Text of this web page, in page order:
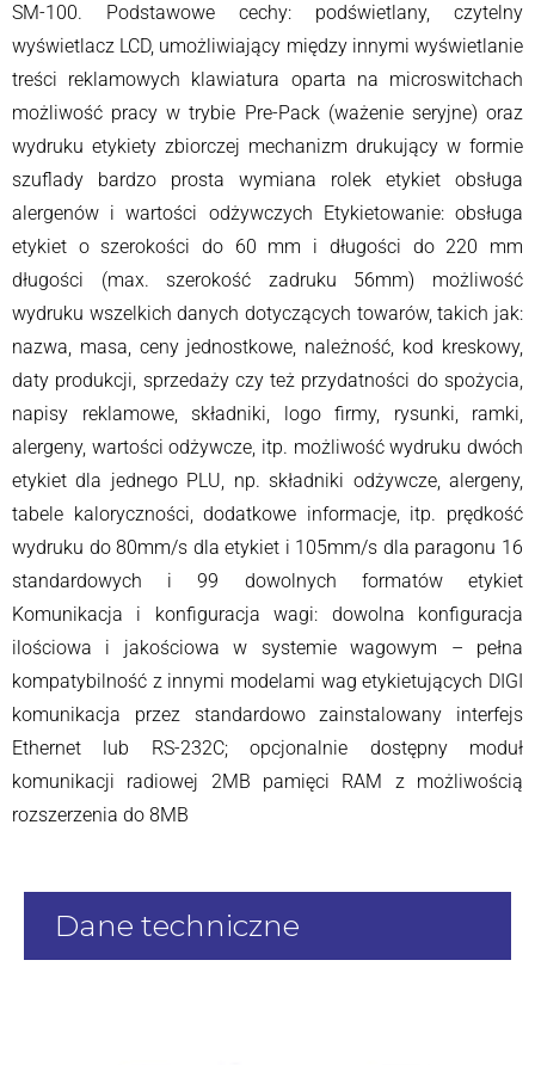
SM-100. Podstawowe cechy: podświetlany, czytelny
wyświetlacz LCD, umożliwiający między innymi wyświetlanie
treści reklamowych klawiatura oparta na microswitchach
możliwość pracy w trybie Pre-Pack (ważenie seryjne) oraz
wydruku etykiety zbiorczej mechanizm drukujący w formie
szuflady bardzo prosta wymiana rolek etykiet obsługa
alergenów i wartości odżywczych Etykietowanie: obsługa
etykiet o szerokości do 60 mm i długości do 220 mm
długości (max. szerokość zadruku 56mm) możliwość
wydruku wszelkich danych dotyczących towarów, takich jak:
nazwa, masa, ceny jednostkowe, należność, kod kreskowy,
daty produkcji, sprzedaży czy też przydatności do spożycia,
napisy reklamowe, składniki, logo firmy, rysunki, ramki,
alergeny, wartości odżywcze, itp. możliwość wydruku dwóch
etykiet dla jednego PLU, np. składniki odżywcze, alergeny,
tabele kaloryczności, dodatkowe informacje, itp. prędkość
wydruku do 80mm/s dla etykiet i 105mm/s dla paragonu 16
standardowych i 99 dowolnych formatów etykiet
Komunikacja i konfiguracja wagi: dowolna konfiguracja
ilościowa i jakościowa w systemie wagowym – pełna
kompatybilność z innymi modelami wag etykietujących DIGI
komunikacja przez standardowo zainstalowany interfejs
Ethernet lub RS-232C; opcjonalnie dostępny moduł
komunikacji radiowej 2MB pamięci RAM z możliwością
rozszerzenia do 8MB
Dane techniczne